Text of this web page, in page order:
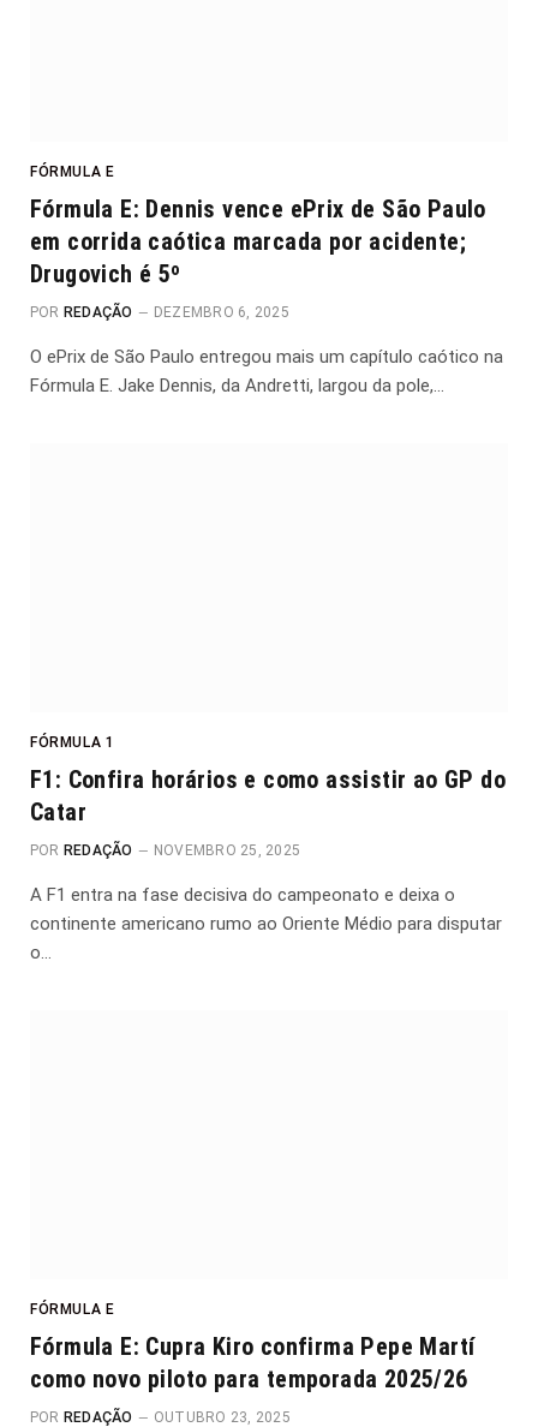
FÓRMULA E
Fórmula E: Dennis vence ePrix de São Paulo
em corrida caótica marcada por acidente;
Drugovich é 5º
POR REDAÇÃO DEZEMBRO 6, 2025
O ePrix de São Paulo entregou mais um capítulo caótico na
Fórmula E. Jake Dennis, da Andretti, largou da pole,…
FÓRMULA 1
F1: Confira horários e como assistir ao GP do
Catar
POR REDAÇÃO NOVEMBRO 25, 2025
A F1 entra na fase decisiva do campeonato e deixa o
continente americano rumo ao Oriente Médio para disputar
o…
FÓRMULA E
Fórmula E: Cupra Kiro confirma Pepe Martí
como novo piloto para temporada 2025/26
POR REDAÇÃO OUTUBRO 23, 2025